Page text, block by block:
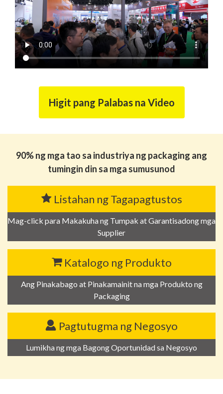
Higit pang Palabas na Video
90% ng mga tao sa industriya ng packaging ang
tumingin din sa mga sumusunod
Listahan ng Tagapagtustos
Mag-click para Makakuha ng Tumpak at Garantisadong mga
Supplier
Katalogo ng Produkto
Ang Pinakabago at Pinakamainit na mga Produkto ng
Packaging
Pagtutugma ng Negosyo
Lumikha ng mga Bagong Oportunidad sa Negosyo